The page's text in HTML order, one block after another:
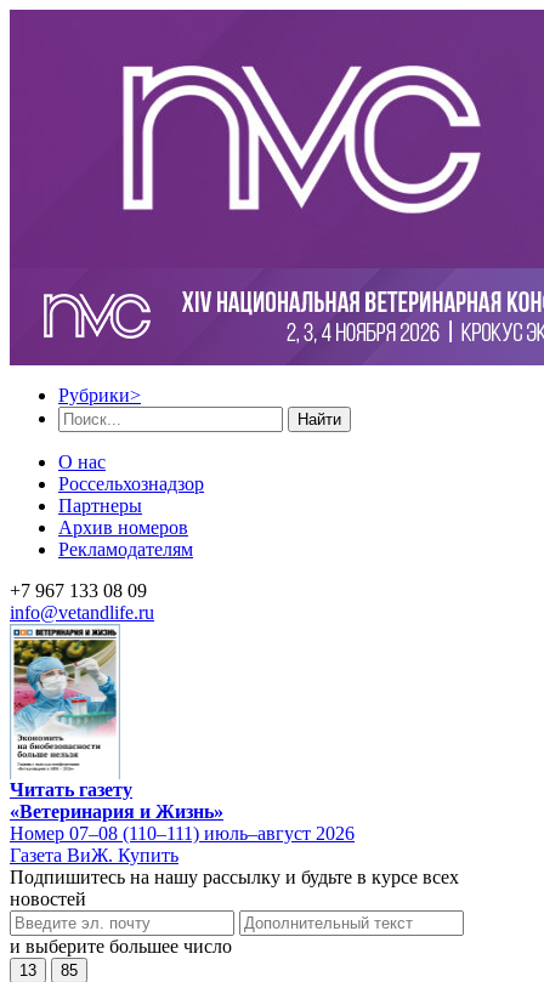
Рубрики>
Найти
О нас
Россельхознадзор
Партнеры
Архив номеров
Рекламодателям
+7 967 133 08 09
info@vetandlife.ru
Читать газету
«Ветеринария и Жизнь»
Номер 07–08 (110–111) июль–август 2026
Газета ВиЖ. Купить
Подпишитесь на нашу рассылку и будьте в курсе всех
новостей
и выберите большее число
13 85